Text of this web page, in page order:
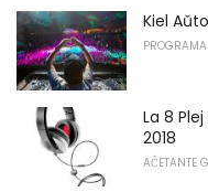
Kiel
La 8
2018
AĈETANTE